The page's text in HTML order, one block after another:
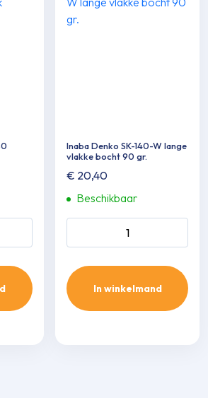
Inaba Denko SK-140-W lange
vlakke bocht 90 gr.
€ 20,40
Beschikbaar
In winkelmand